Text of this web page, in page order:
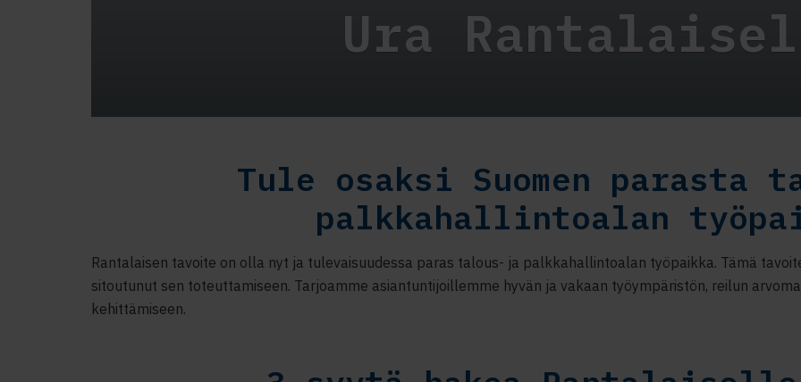
Ura
Tule osaksi Suomen parasta
palkkahallintoalan
Rantalaisen tavoite on olla nyt ja tulevaisuudessa paras talous- ja palkkahallintoalan työpaikka. Tämä
sitoutunut sen toteuttamiseen. Tarjoamme asiantuntijoillemme hyvän ja vakaan työympäristön, reilun
kehittämiseen.